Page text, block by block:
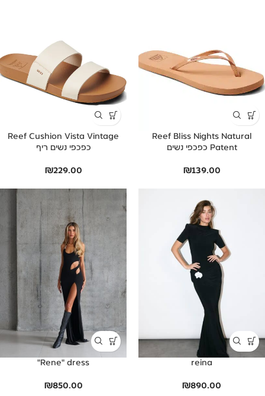
Reef Bliss Nights Natural
Patent כפכפי נשים
₪139.00
Reef Cushion Vista Vintage
כפכפי נשים ריף
₪229.00
reina
₪890.00
Rene" dress"
₪850.00